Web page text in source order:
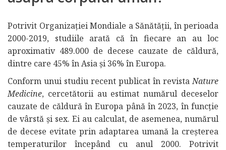
Potrivit Organizației Mondiale a Sănătății, în perioada
2000-2019, studiile arată că în fiecare an au loc
aproximativ 489.000 de decese cauzate de căldură,
dintre care 45% în Asia și 36% în Europa.
Conform unui studiu recent publicat în revistaNature
Medicine, cercetătorii au estimat numărul deceselor
cauzate de căldură în Europa până în 2023, în funcție
de vârstă și sex. Ei au calculat, de asemenea, numărul
de decese evitate prin adaptarea umană la creșterea
temperaturilor începând cu anul 2000. Potrivit